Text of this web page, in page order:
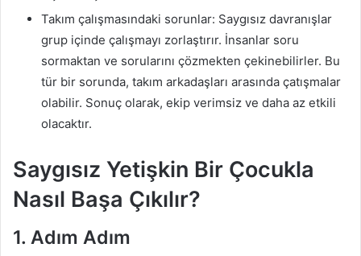
Takım çalışmasındaki sorunlar: Saygısız davranışlar
grup içinde çalışmayı zorlaştırır. İnsanlar soru
sormaktan ve sorularını çözmekten çekinebilirler. Bu
tür bir sorunda, takım arkadaşları arasında çatışmalar
olabilir. Sonuç olarak, ekip verimsiz ve daha az etkili
olacaktır.
Saygısız Yetişkin Bir Çocukla
Nasıl Başa Çıkılır?
1. Adım Adım